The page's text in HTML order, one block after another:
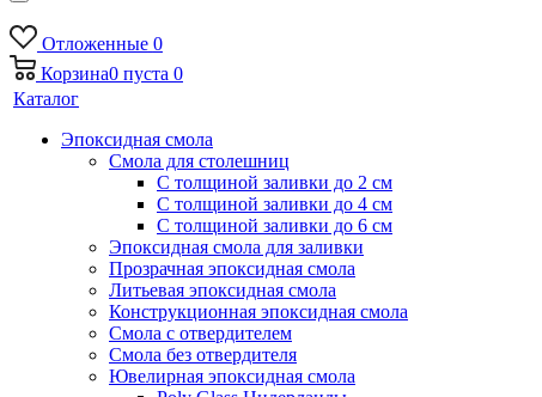
Отложенные 0
Корзина0 пуста 0
Каталог
Эпоксидная смола
Смола для столешниц
С толщиной заливки до 2 см
С толщиной заливки до 4 см
С толщиной заливки до 6 см
Эпоксидная смола для заливки
Прозрачная эпоксидная смола
Литьевая эпоксидная смола
Конструкционная эпоксидная смола
Смола с отвердителем
Смола без отвердителя
Ювелирная эпоксидная смола